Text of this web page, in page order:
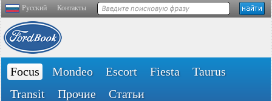
Русский Контакты
Focus Mondeo Escort Fiesta
Taurus
Transit
Прочие Статьи